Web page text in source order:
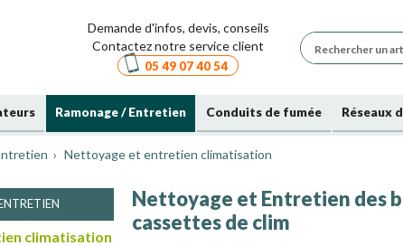
Demande d'infos, devis, conseils
Contactez notre service client
05 49 07 40 54
Ramonage / Entretien Conduits de fumée Réseaux
Nettoyage et entretien climatisation
climatisation
Nettoyage et Entretien des
cassettes de clim